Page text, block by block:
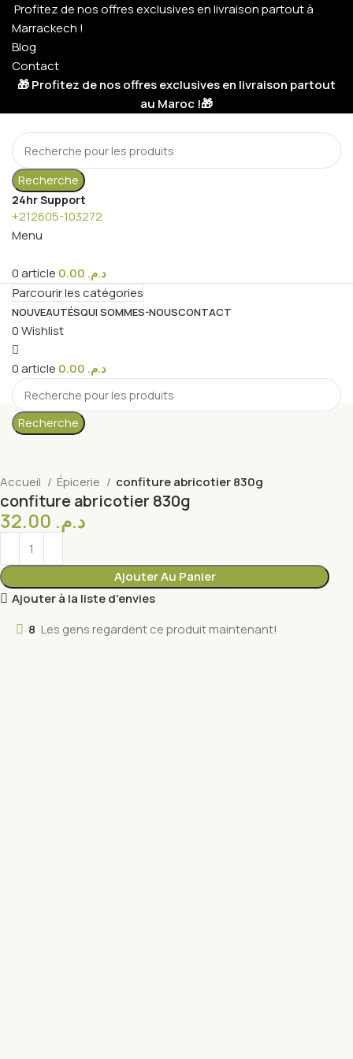
Profitez de nos offres exclusives en livraison partout à
Marrackech !
Blog
Contact
🎁 Profitez de nos offres exclusives en livraison partout
au Maroc !🎁
Recherche
24hr Support
+212605-103272
Menu
0article د.م.
Parcourir les catégories
NOUVEAUTÉSQUI SOMMES-NOUSCONTACT
0Wishlist
0article د.م.
Recherche
Accueil Épicerie confiture abricotier 830g
confiture abricotier 830g
د.م.
Ajouter Au Panier
Ajouter à la liste d'envies
8 Les gens regardent ce produit maintenant!